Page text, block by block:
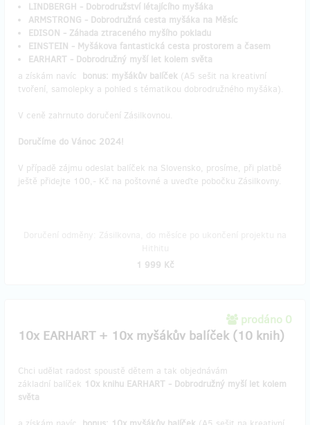
LINDBERGH - Dobrodružství létajícího myšáka
ARMSTRONG - Dobrodružná cesta myšáka na Měsíc
EDISON - Záhada ztraceného myšího pokladu
EINSTEIN - Myšákova fantastická cesta prostorem a časem
EARHART - Dobrodružný myší let kolem světa
a získám navíc bonus: myšákův balíček (A5 sešit na kreativní
tvoření, samolepky a pohled s tématikou dobrodružného myšáka).
V ceně zahrnuto doručení Zásilkovnou.
Doručíme do Vánoc 2024!
V případě zájmu odeslat balíček na Slovensko, prosíme, při platbě
ještě přidejte 100,- Kč na poštovné a uveďte pobočku Zásilkovny.
1 999 Kč
prodáno 0
10x EARHART + 10x myšákův balíček (10 knih)
Chci udělat radost spoustě dětem a tak objednávám
základní balíček 10x knihu EARHART - Dobrodružný myší let kolem
světa